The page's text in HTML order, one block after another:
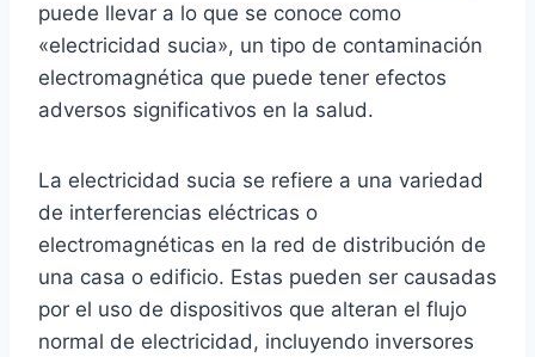
puede llevar a lo que se conoce como
«electricidad sucia», un tipo de contaminación
electromagnética que puede tener efectos
adversos significativos en la salud.
La electricidad sucia se refiere a una variedad
de interferencias eléctricas o
electromagnéticas en la red de distribución de
una casa o edificio. Estas pueden ser causadas
por el uso de dispositivos que alteran el flujo
normal de electricidad, incluyendo inversores